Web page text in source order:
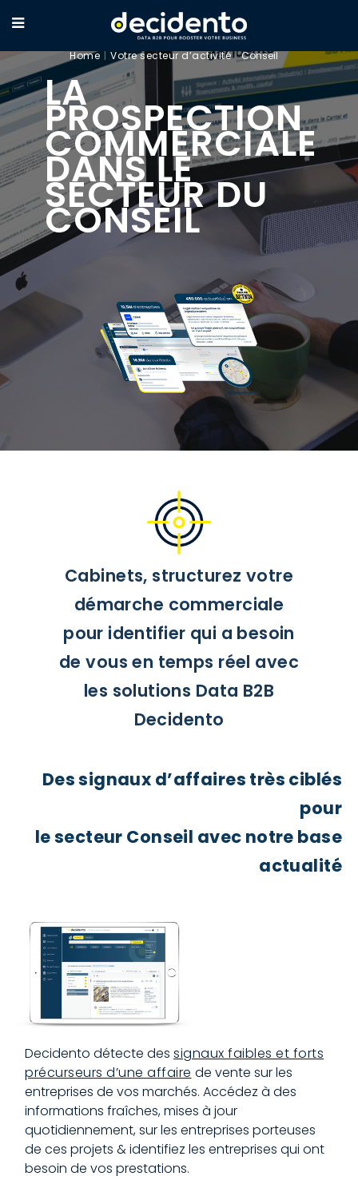
Home Votre secteur d’activité Conseil
LA
PROSPECTION
COMMERCIALE
DANS LE
SECTEUR DU
CONSEIL
Cabinets, structurez votre
démarche commerciale
pour identifier qui a besoin
de vous en temps réel avec
les solutions Data B2B
Decidento
Des signaux d’affaires très ciblés
pour
le secteur Conseil avec notre base
actualité
Decidento détecte des signaux faibles et forts
précurseurs d’une affaire de vente sur les
entreprises de vos marchés. Accédez à des
informations fraîches, mises à jour
quotidiennement, sur les entreprises porteuses
de ces projets & identifiez les entreprises qui ont
besoin de vos prestations.